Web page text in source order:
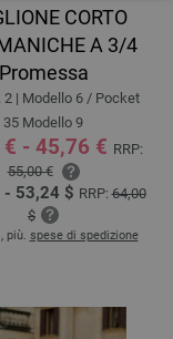
CORTO
A 3/4
Promessa
2 | Modello 6 / Pocket
35 Modello 9
- 45,76 € RRP:
55,00 €
- 53,24 $ RRP:64,00
$
più. spese di spedizione